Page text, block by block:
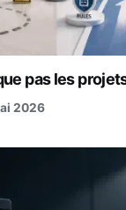
pas les
2026